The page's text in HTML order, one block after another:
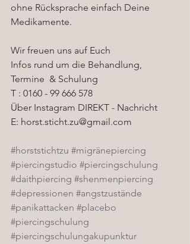
ohne Rücksprache einfach Deine
Medikamente.
Wir freuen uns auf Euch
Infos rund um die Behandlung,
Termine  & Schulung
T : 0160 - 99 666 578
Über Instagram DIREKT - Nachricht
E: horst.sticht.zu@gmail.com
#horststichtzu #migränepiercing
#piercingstudio #piercingschulung
#daithpiercing #shenmenpiercing
#depressionen #angstzustände
#panikattacken #placebo
#piercingschulung
#piercingschulungakupunktur